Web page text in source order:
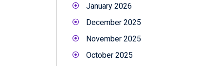
January 2026
December 2025
November 2025
October 2025